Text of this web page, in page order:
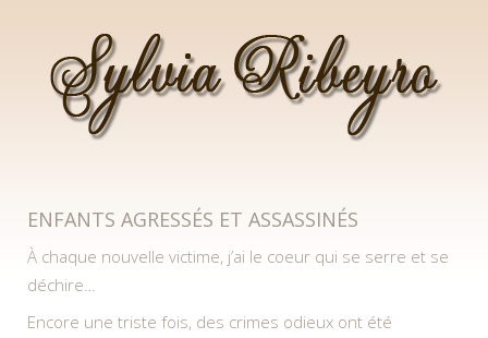
ENFANTS AGRESSÉS ET ASSASSINÉS
À chaque nouvelle victime, j’ai le coeur qui se serre et se
déchire…
Encore une triste fois, des crimes odieux ont été